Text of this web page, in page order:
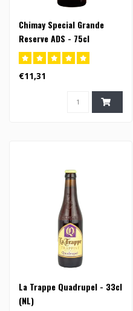
Chimay Special Grande
Reserve ADS - 75cl
€11,31
La Trappe Quadrupel - 33cl
(NL)